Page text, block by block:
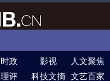
时政 影视 人文聚焦
理评 科技文摘 文艺百家